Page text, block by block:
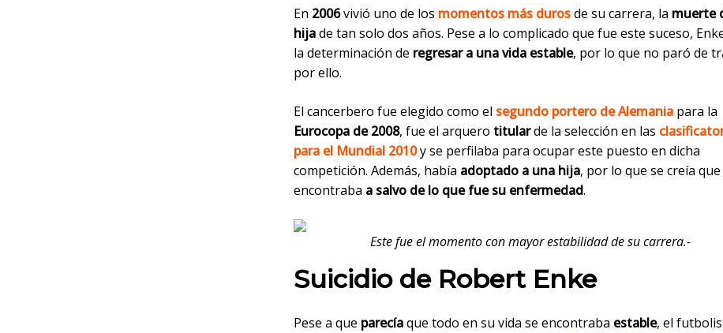
En 2006vivió uno de los momentos más durosde su carrera, la muerte
hijade tan solo dos años. Pese a lo complicado que fue este suceso,
la determinación de regresar a una vida estable, por lo que no paró de
por ello.
El cancerbero fue elegido como el segundo portero de Alemania para la
Eurocopa de 2008, fue el arquero titularde la selección en las
para el Mundial 2010y se perfilaba para ocupar este puesto en dicha
competición. Además, había adoptado a una hija, por lo que se creía que
encontraba a salvo de lo que fue su enfermedad.
Este fue el momento con mayor estabilidad de su carrera.-
Suicidiode Robert Enke
Pese a que parecíaque todo en su vida se encontraba estable, el